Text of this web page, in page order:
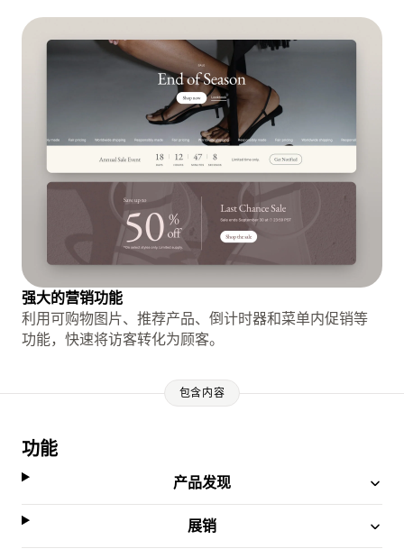
强大的营销功能
利用可购物图片、推荐产品、倒计时器和菜单内促销等
功能，快速将访客转化为顾客。
包含内容
功能
产品发现
展销